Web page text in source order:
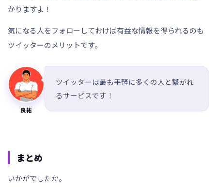
かりますよ！
気になる人をフォローしておけば有益な情報を得られるのも
ツイッターのメリットです。
良祐
ツイッターは最も手軽に多くの人と繋がれ
るサービスです！
まとめ
いかがでしたか。